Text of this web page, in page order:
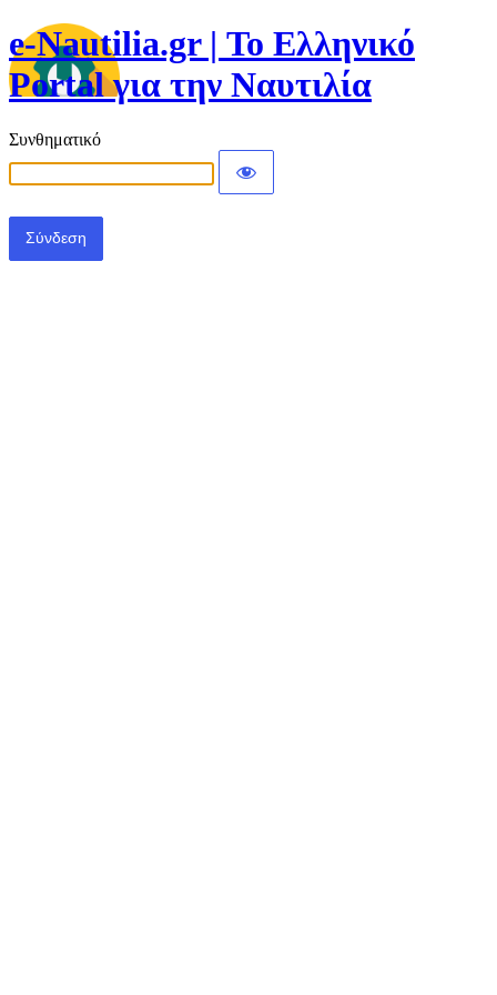
e-Nautilia.gr | Το Ελληνικό
Portal για την Ναυτιλία
Συνθηματικό